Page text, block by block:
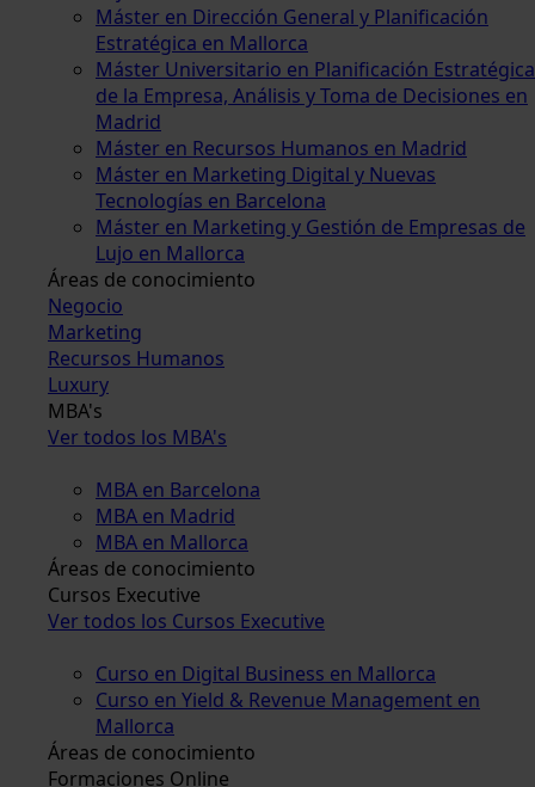
Máster en Dirección General y Planificación
Estratégica en Mallorca
Máster Universitario en Planificación Estratégica
de la Empresa, Análisis y Toma de Decisiones en
Madrid
Máster en Recursos Humanos en Madrid
Máster en Marketing Digital y Nuevas
Tecnologías en Barcelona
Máster en Marketing y Gestión de Empresas de
Lujo en Mallorca
Áreas de conocimiento
Negocio
Marketing
Recursos Humanos
Luxury
MBA's
Ver todos los MBA's
MBA en Barcelona
MBA en Madrid
MBA en Mallorca
Áreas de conocimiento
Cursos Executive
Ver todos los Cursos Executive
Curso en Digital Business en Mallorca
Curso en Yield & Revenue Management en
Mallorca
Áreas de conocimiento
Formaciones Online